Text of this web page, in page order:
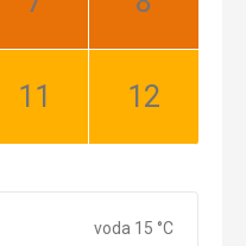
Júl:
August:
November:
December:
voda 15 °C